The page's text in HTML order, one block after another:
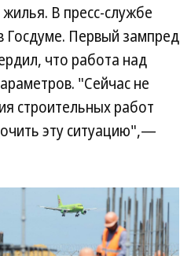
В пресс-службе
Госдуме. Первый зампред
что работа над
"Сейчас не
строительных работ
эту ситуацию",—